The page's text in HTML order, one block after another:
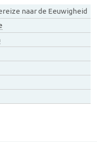
naar de Eeuwigheid